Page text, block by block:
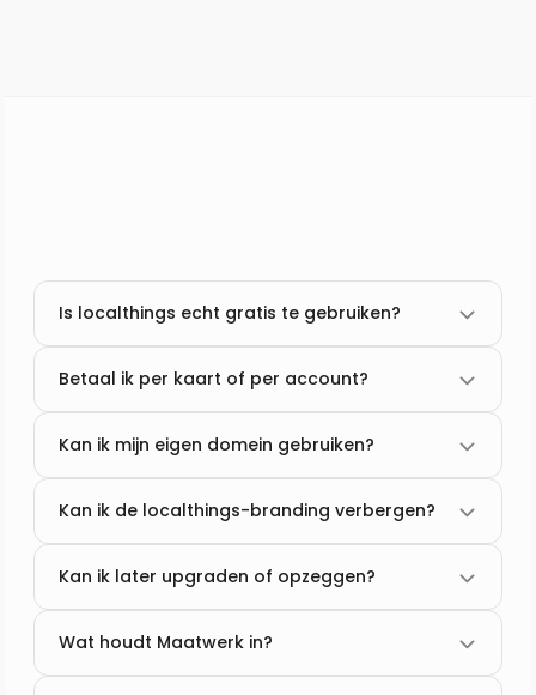
Is localthings echt gratis te gebruiken?
Betaal ik per kaart of per account?
Kan ik mijn eigen domein gebruiken?
Kan ik de localthings-branding verbergen?
Kan ik later upgraden of opzeggen?
Wat houdt Maatwerk in?